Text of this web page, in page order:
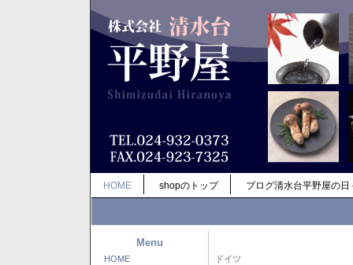
HOME shopのトップ ブログ清水台平野屋の日
Menu
HOME ドイツ